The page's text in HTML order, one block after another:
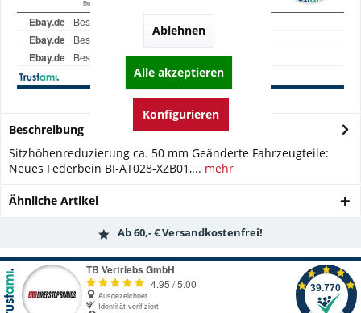
Beschreibung
Sitzhöhenreduzierung ca. 50 mm Geänderte Fahrzeugteile:
Neues Federbein BI-AT028-XZB01,... mehr
Ähnliche Artikel
Ab 60,- € Versandkostenfrei!
Ablehnen
Alle akzeptieren
Konfigurieren